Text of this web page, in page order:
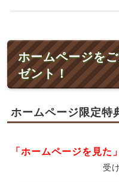
ホームページを
ゼント！
ホームページ限定特
「ホームページを見た」
受